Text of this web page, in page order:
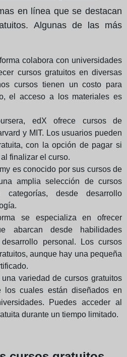
en línea que se destacan
Algunas de las más
colabora con universidades
cursos gratuitos en diversas
cursos tienen un costo para
el acceso a los materiales es
edX ofrece cursos de
y MIT. Los usuarios pueden
con la opción de pagar si
finalizar el curso.
es conocido por sus cursos de
amplia selección de cursos
desde desarrollo
se especializa en ofrecer
abarcan desde habilidades
personal. Los cursos
aunque hay una pequeña
una variedad de cursos gratuitos
los cuales están diseñados en
Puedes acceder al
durante un tiempo limitado.